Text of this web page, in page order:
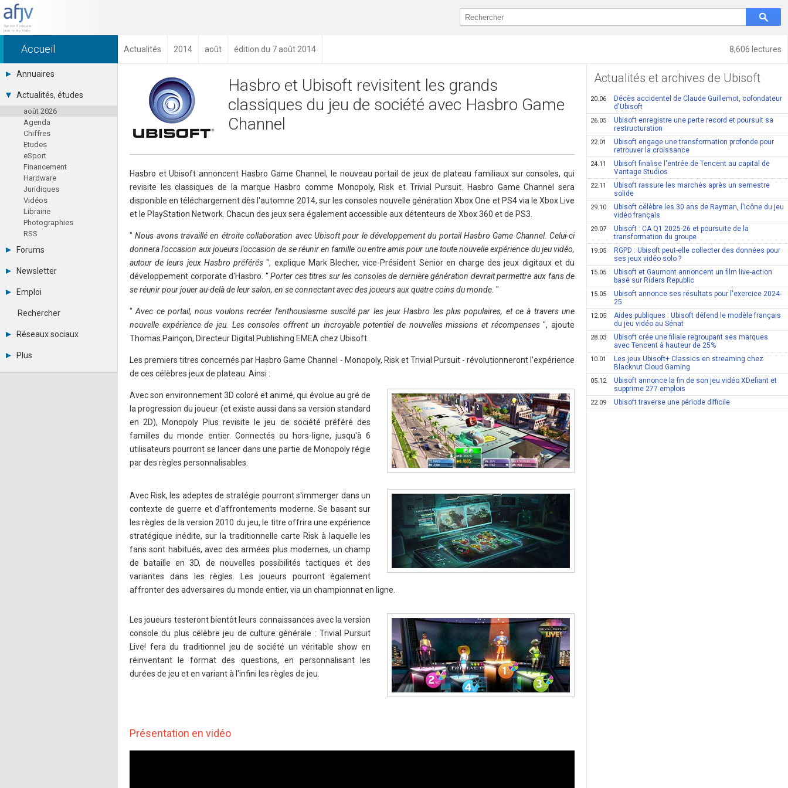
8,606 lectures
Accueil Actualités 2014 août édition du 7 août 2014
Annuaires
Toutes les sociétés (691)
Studios (418)
Editeurs (49)
Distributeurs (16)
Hard. / Accessoires (10)
Middlewares (15)
Prestataires (99)
Assoc. / Syndicats (21)
Formations / Ecoles (46)
Presse spécialisée (17)
Actualités, études
août 2026
Agenda
Chiffres
Etudes
eSport
Financement
Hardware
Juridiques
Vidéos
Librairie
Photographies
RSS
Forums
Tous les forums
Se connecter
Messages privés
Contacter un modérateur
Newsletter
Archives
Abonnement
Emploi
Consulter les annonces
Observatoire de l'emploi
Rechercher
Réseaux sociaux
LinkedIn
Plus
Annonceurs
Hasbro et Ubisoft revisitent les grands
classiques du jeu de société avec Hasbro Game
Channel
Hasbro et Ubisoft annoncent Hasbro Game Channel, le nouveau portail de jeux de plateau familiaux sur consoles, qui
revisite les classiques de la marque Hasbro comme Monopoly, Risk et Trivial Pursuit. Hasbro Game Channel sera
disponible en téléchargement dès l'automne 2014, sur les consoles nouvelle génération Xbox One et PS4 via le Xbox Live
et le PlayStation Network. Chacun des jeux sera également accessible aux détenteurs de Xbox 360 et de PS3.
" Nous avons travaillé en étroite collaboration avec Ubisoft pour le développement du portail Hasbro Game Channel. Celui-ci
donnera l'occasion aux joueurs l'occasion de se réunir en famille ou entre amis pour une toute nouvelle expérience du jeu vidéo,
autour de leurs jeux Hasbro préférés", explique Mark Blecher, vice-Président Senior en charge des jeux digitaux et du
développement corporate d'Hasbro. " Porter ces titres sur les consoles de dernière génération devrait permettre aux fans de
se réunir pour jouer au-delà de leur salon, en se connectant avec des joueurs aux quatre coins du monde. "
" Avec ce portail, nous voulons recréer l'enthousiasme suscité par les jeux Hasbro les plus populaires, et ce à travers une
nouvelle expérience de jeu. Les consoles offrent un incroyable potentiel de nouvelles missions et récompenses", ajoute
Thomas Painçon, Directeur Digital Publishing EMEA chez Ubisoft.
Les premiers titres concernés par Hasbro Game Channel - Monopoly, Risk et Trivial Pursuit - révolutionneront l'expérience
de ces célèbres jeux de plateau. Ainsi :
Avec son environnement 3D coloré et animé, qui évolue au gré de
la progression du joueur (et existe aussi dans sa version standard
en 2D), Monopoly Plus revisite le jeu de société préféré des
familles du monde entier. Connectés ou hors-ligne, jusqu'à 6
utilisateurs pourront se lancer dans une partie de Monopoly régie
par des règles personnalisables.
Avec Risk, les adeptes de stratégie pourront s'immerger dans un
contexte de guerre et d'affrontements moderne. Se basant sur
les règles de la version 2010 du jeu, le titre offrira une expérience
stratégique inédite, sur la traditionnelle carte Risk à laquelle les
fans sont habitués, avec des armées plus modernes, un champ
de bataille en 3D, de nouvelles possibilités tactiques et des
variantes dans les règles. Les joueurs pourront également
affronter des adversaires du monde entier, via un championnat en ligne.
Les joueurs testeront bientôt leurs connaissances avec la version
console du plus célèbre jeu de culture générale : Trivial Pursuit
Live! fera du traditionnel jeu de société un véritable show en
réinventant le format des questions, en personnalisant les
durées de jeu et en variant à l'infini les règles de jeu.
Présentation en vidéo
Actualités et archives de Ubisoft
20.06
Décès accidentel de Claude Guillemot, cofondateur
d'Ubisoft
26.05
Ubisoft enregistre une perte record et poursuit sa
restructuration
22.01
Ubisoft engage une transformation profonde pour
retrouver la croissance
24.11
Ubisoft finalise l'entrée de Tencent au capital de
Vantage Studios
22.11
Ubisoft rassure les marchés après un semestre
solide
29.10
Ubisoft célèbre les 30 ans de Rayman, l'icône du jeu
vidéo français
29.07
Ubisoft : CA Q1 2025-26 et poursuite de la
transformation du groupe
19.05
RGPD : Ubisoft peut-elle collecter des données pour
ses jeux vidéo solo ?
15.05
Ubisoft et Gaumont annoncent un film live-action
basé sur Riders Republic
15.05
Ubisoft annonce ses résultats pour l'exercice 2024-
25
12.05
Aides publiques : Ubisoft défend le modèle français
du jeu vidéo au Sénat
28.03
Ubisoft crée une filiale regroupant ses marques
avec Tencent à hauteur de 25%
10.01
Les jeux Ubisoft+ Classics en streaming chez
Blacknut Cloud Gaming
05.12
Ubisoft annonce la fin de son jeu vidéo XDefiant et
supprime 277 emplois
22.09 Ubisoft traverse une période difficile